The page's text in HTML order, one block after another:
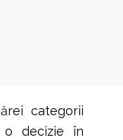
categorii
decizie în